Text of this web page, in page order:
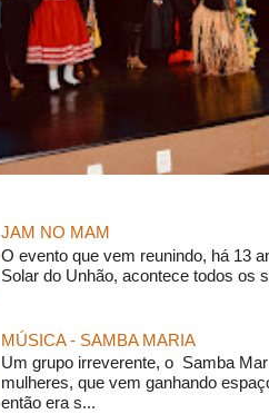
JAM NO MAM
O evento que vem reunindo, há 13
Solar do Unhão, acontece todos os
MÚSICA - SAMBA MARIA
Um grupo irreverente, o Samba
mulheres, que vem ganhando
então era s...